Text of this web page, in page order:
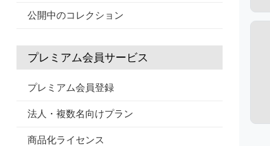
公開中のコレクション
プレミアム会員サービス
プレミアム会員登録
法人・複数名向けプラン
商品化ライセンス